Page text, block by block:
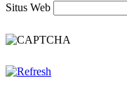
Situs Web